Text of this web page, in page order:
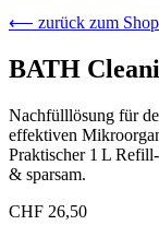
⟵ zurück zum Shop
BATH
Nachfülllösung für
effektiven
Praktischer 1 L
& sparsam.
CHF 26,50